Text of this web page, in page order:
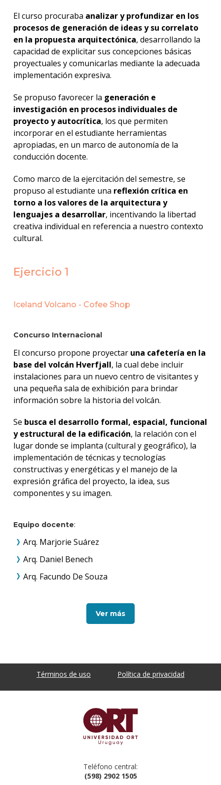
El curso procuraba analizar y profundizar en los
procesos de generación de ideas y su correlato
en la propuesta arquitectónica, desarrollando la
capacidad de explicitar sus concepciones básicas
proyectuales y comunicarlas mediante la adecuada
implementación expresiva.
Se propuso favorecer la generación e
investigación en procesos individuales de
proyecto y autocrítica, los que permiten
incorporar en el estudiante herramientas
apropiadas, en un marco de autonomía de la
conducción docente.
Como marco de la ejercitación del semestre, se
propuso al estudiante una reflexión crítica en
torno a los valores de la arquitectura y
lenguajes a desarrollar, incentivando la libertad
creativa individual en referencia a nuestro contexto
cultural.
Ejercicio 1
Iceland Volcano - Cofee Shop
Concurso Internacional
El concurso propone proyectar una cafetería en la
base del volcán Hverfjall, la cual debe incluir
instalaciones para un nuevo centro de visitantes y
una pequeña sala de exhibición para brindar
información sobre la historia del volcán.
Se busca el desarrollo formal, espacial, funcional
y estructural de la edificación, la relación con el
lugar donde se implanta (cultural y geográfico), la
implementación de técnicas y tecnologías
constructivas y energéticas y el manejo de la
expresión gráfica del proyecto, la idea, sus
componentes y su imagen.
Equipo docente:
Arq. Marjorie Suárez
Arq. Daniel Benech
Arq. Facundo De Souza
Ver más
Términos de uso Política de privacidad
Teléfono central:
(598) 2902 1505